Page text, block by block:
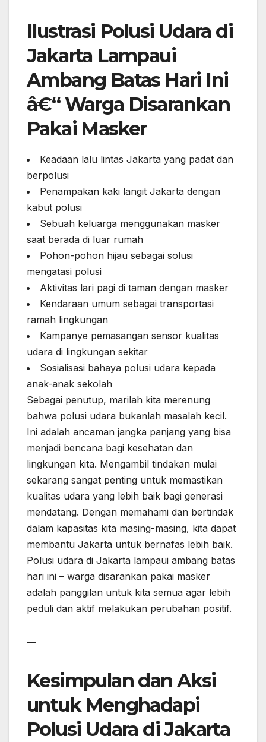
Ilustrasi Polusi Udara di
Jakarta Lampaui
Ambang Batas Hari Ini
â€“ Warga Disarankan
Pakai Masker
Keadaan lalu lintas Jakarta yang padat dan
berpolusi
Penampakan kaki langit Jakarta dengan
kabut polusi
Sebuah keluarga menggunakan masker
saat berada di luar rumah
Pohon-pohon hijau sebagai solusi
mengatasi polusi
Aktivitas lari pagi di taman dengan masker
Kendaraan umum sebagai transportasi
ramah lingkungan
Kampanye pemasangan sensor kualitas
udara di lingkungan sekitar
Sosialisasi bahaya polusi udara kepada
anak-anak sekolah
Sebagai penutup, marilah kita merenung
bahwa polusi udara bukanlah masalah kecil.
Ini adalah ancaman jangka panjang yang bisa
menjadi bencana bagi kesehatan dan
lingkungan kita. Mengambil tindakan mulai
sekarang sangat penting untuk memastikan
kualitas udara yang lebih baik bagi generasi
mendatang. Dengan memahami dan bertindak
dalam kapasitas kita masing-masing, kita dapat
membantu Jakarta untuk bernafas lebih baik.
Polusi udara di Jakarta lampaui ambang batas
hari ini – warga disarankan pakai masker
adalah panggilan untuk kita semua agar lebih
peduli dan aktif melakukan perubahan positif.
—
Kesimpulan dan Aksi
untuk Menghadapi
Polusi Udara di Jakarta